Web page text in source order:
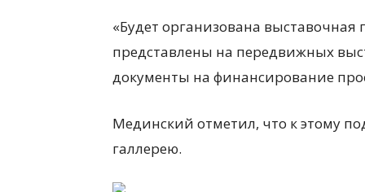
«Будет организована
представлены на передвижных
документы на финансирование
Мединский отметил, что к этому
галлерею.